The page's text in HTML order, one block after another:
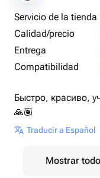
Servicio de la tienda
Calidad/precio
Entrega
Compatibilidad
Быстро, красиво,
🙏🏽
Traducir a Español
Mostrar